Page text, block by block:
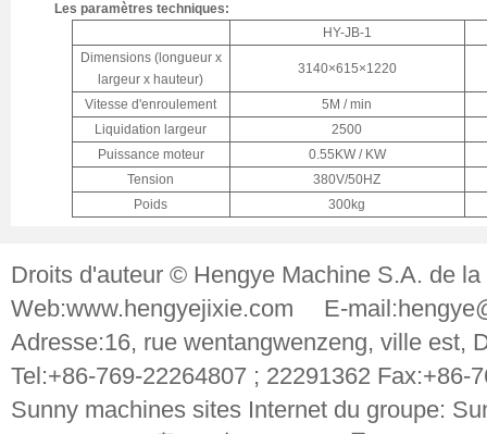
Les paramètres techniques:
HY-JB-1
Dimensions (longueur x
largeur x hauteur)
3140×615×1220
Vitesse d'enroulement
5M / min
Liquidation largeur
2500
Puissance moteur
0.55KW / KW
Tension
380V/50HZ
Poids
300kg
Droits d'auteur © Hengye Machine S.A. de
Web:www.hengyejixie.com E-
Adresse:16, rue wentangwenzeng, ville est,
Tel:+86-769-22264807 ; 22291362 Fax:+86-
Sunny machines sites Internet du groupe: